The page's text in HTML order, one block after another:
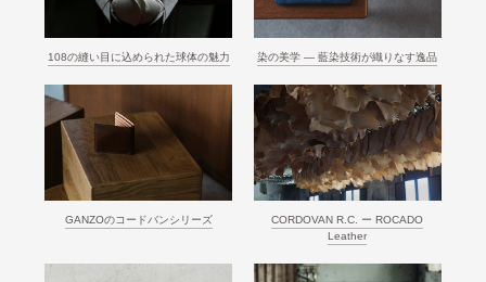
108の縫い目に込められた球体の魅力 染の美学 ― 藍染技術が織りなす逸品
GANZOのコードバンシリーズ
CORDOVAN R.C. ー ROCADO
Leather